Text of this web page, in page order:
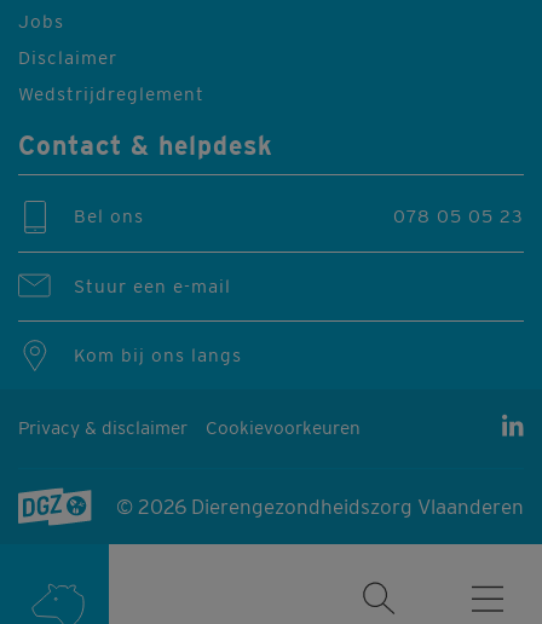
VARKENS
Jobs
Disclaimer
Wedstrijdreglement
Contact & helpdesk
Bel ons 078 05 05 23
Stuur een e-mail
Kom bij ons langs
Privacy & disclaimer Cookievoorkeuren
© 2026 Dierengezondheidszorg Vlaanderen